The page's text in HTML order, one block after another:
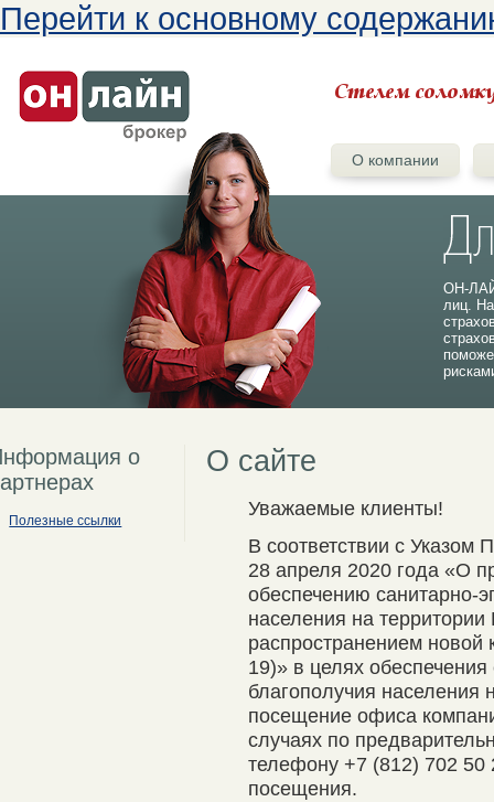
Перейти к основному
О компании
ОН-
лиц.
о
Полезные ссылки
О сайте
Уважаемые клиенты!
В соответствии с Указом
28 апреля 2020 года «О
обеспечению санитарно-
населения на
распространением новой
19)» в целях
благополучия населения
посещение офиса
случаях по
телефону +7 (812) 702 50
посещения.